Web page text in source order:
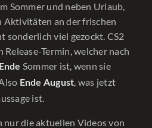
Sommer und neben Urlaub,
Aktivitäten an der frischen
sonderlich viel gezockt. CS2
Termin, welcher nach
Ende Sommer ist, wenn sie
Ende August, was jetzt
ist.
nur die aktuellen Videos von